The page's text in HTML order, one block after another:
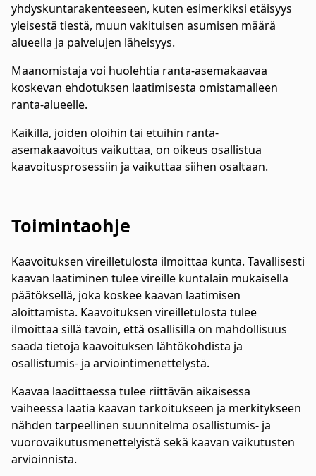
yhdyskuntarakenteeseen, kuten esimerkiksi etäisyys
yleisestä tiestä, muun vakituisen asumisen määrä
alueella ja palvelujen läheisyys.
Maanomistaja voi huolehtia ranta-asemakaavaa
koskevan ehdotuksen laatimisesta omistamalleen
ranta-alueelle.
Kaikilla, joiden oloihin tai etuihin ranta-
asemakaavoitus vaikuttaa, on oikeus osallistua
kaavoitusprosessiin ja vaikuttaa siihen osaltaan.
Toimintaohje
Kaavoituksen vireilletulosta ilmoittaa kunta. Tavallisesti
kaavan laatiminen tulee vireille kuntalain mukaisella
päätöksellä, joka koskee kaavan laatimisen
aloittamista. Kaavoituksen vireilletulosta tulee
ilmoittaa sillä tavoin, että osallisilla on mahdollisuus
saada tietoja kaavoituksen lähtökohdista ja
osallistumis- ja arviointimenettelystä.
Kaavaa laadittaessa tulee riittävän aikaisessa
vaiheessa laatia kaavan tarkoitukseen ja merkitykseen
nähden tarpeellinen suunnitelma osallistumis- ja
vuorovaikutusmenettelyistä sekä kaavan vaikutusten
arvioinnista.